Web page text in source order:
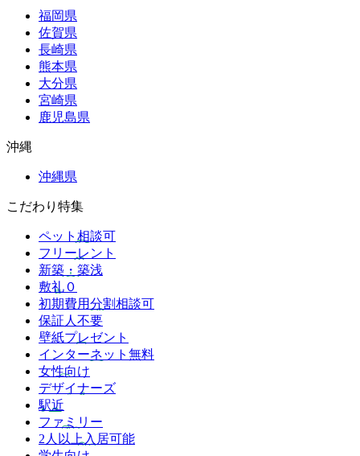
福岡県
佐賀県
長崎県
熊本県
大分県
宮崎県
鹿児島県
沖縄
沖縄県
こだわり特集
ペット相談可
フリーレント
新築・築浅
敷礼０
初期費用分割相談可
保証人不要
壁紙プレゼント
インターネット無料
女性向け
デザイナーズ
駅近
ファミリー
2人以上入居可能